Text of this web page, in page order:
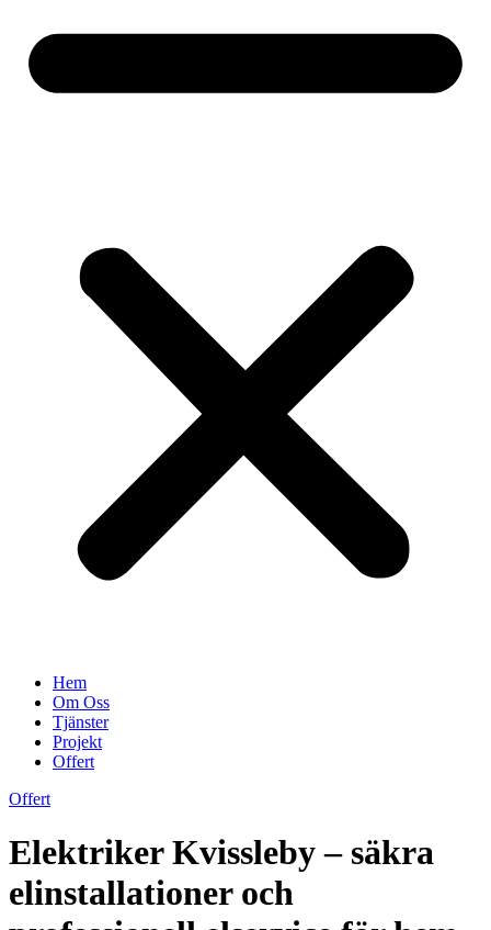
Hem
Om Oss
Tjänster
Projekt
Offert
Offert
Elektriker Kvissleby – säkra
elinstallationer och